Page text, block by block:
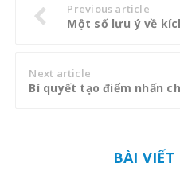
Previous article
Next article
BÀI